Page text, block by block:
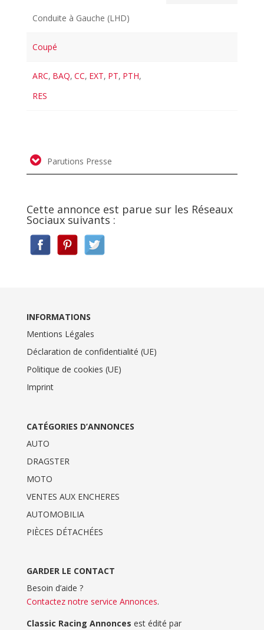
Conduite à Gauche (LHD)
Coupé
ARC, BAQ, CC, EXT, PT, PTH,
RES
Parutions Presse
Cette annonce est parue sur les Réseaux
Sociaux suivants :
INFORMATIONS
Mentions Légales
Déclaration de confidentialité (UE)
Politique de cookies (UE)
Imprint
CATÉGORIES D’ANNONCES
AUTO
DRAGSTER
MOTO
VENTES AUX ENCHERES
AUTOMOBILIA
PIÈCES DÉTACHÉES
GARDER LE CONTACT
Besoin d’aide ?
Contactez notre service Annonces.
Classic Racing Annonces est édité par